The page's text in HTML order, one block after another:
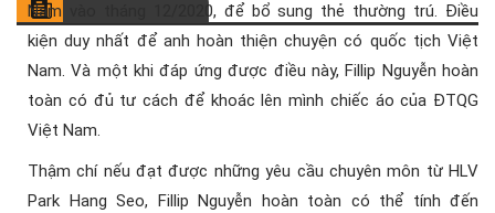
Nam vào tháng 12/2020, để bổ sung thẻ thường trú. Điều
kiện duy nhất để anh hoàn thiện chuyện có quốc tịch Việt
Nam. Và một khi đáp ứng được điều này, Fillip Nguyễn hoàn
toàn có đủ tư cách để khoác lên mình chiếc áo của ĐTQG
Việt Nam.
Thậm chí nếu đạt được những yêu cầu chuyên môn từ HLV
Park Hang Seo, Fillip Nguyễn hoàn toàn có thể tính đến